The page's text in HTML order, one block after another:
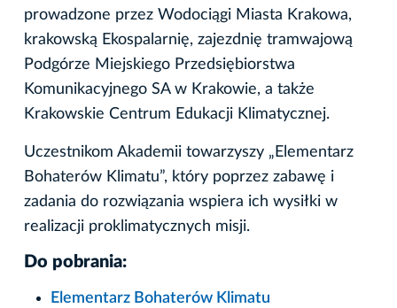
prowadzone przez Wodociągi Miasta Krakowa,
krakowską Ekospalarnię, zajezdnię tramwajową
Podgórze Miejskiego Przedsiębiorstwa
Komunikacyjnego SA w Krakowie, a także
Krakowskie Centrum Edukacji Klimatycznej.
Uczestnikom Akademii towarzyszy „Elementarz
Bohaterów Klimatu”, który poprzez zabawę i
zadania do rozwiązania wspiera ich wysiłki w
realizacji proklimatycznych misji.
Do pobrania:
Elementarz Bohaterów Klimatu